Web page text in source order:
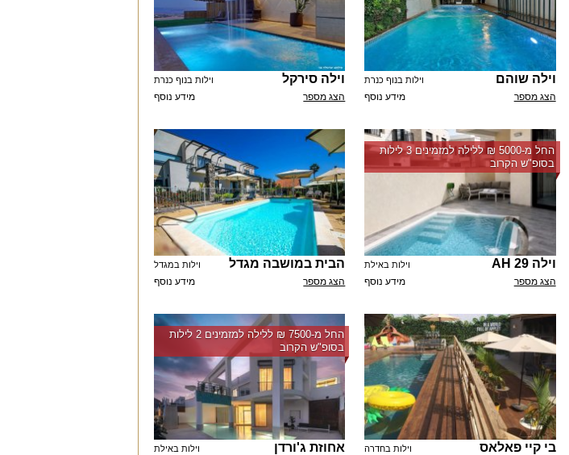
וילה שוהם וילות בנוף כנרת
מידע נוסף הצג מספר
וילה סירקל וילות בנוף כנרת
מידע נוסף הצג מספר
החל מ-‏5000 ₪ ללילה למזמינים 3 לילות
בסופ"ש הקרוב
וילה 29 AH וילות באילת
מידע נוסף הצג מספר
הבית במושבה מגדל וילות במגדל
מידע נוסף הצג מספר
בי קיי פאלאס וילות בחדרה
החל מ-‏7500 ₪ ללילה למזמינים 2 לילות
בסופ"ש הקרוב
אחוזת ג'ורדן וילות באילת